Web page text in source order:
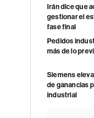
Irán dice que
gestionar el
fase final
Pedidos
más de lo
Siemens
de ganancias
industrial